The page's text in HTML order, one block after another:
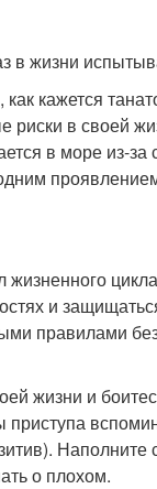
жизни
кажется
в своей
в море из-за
и
правилами
жизни и
о плохом.